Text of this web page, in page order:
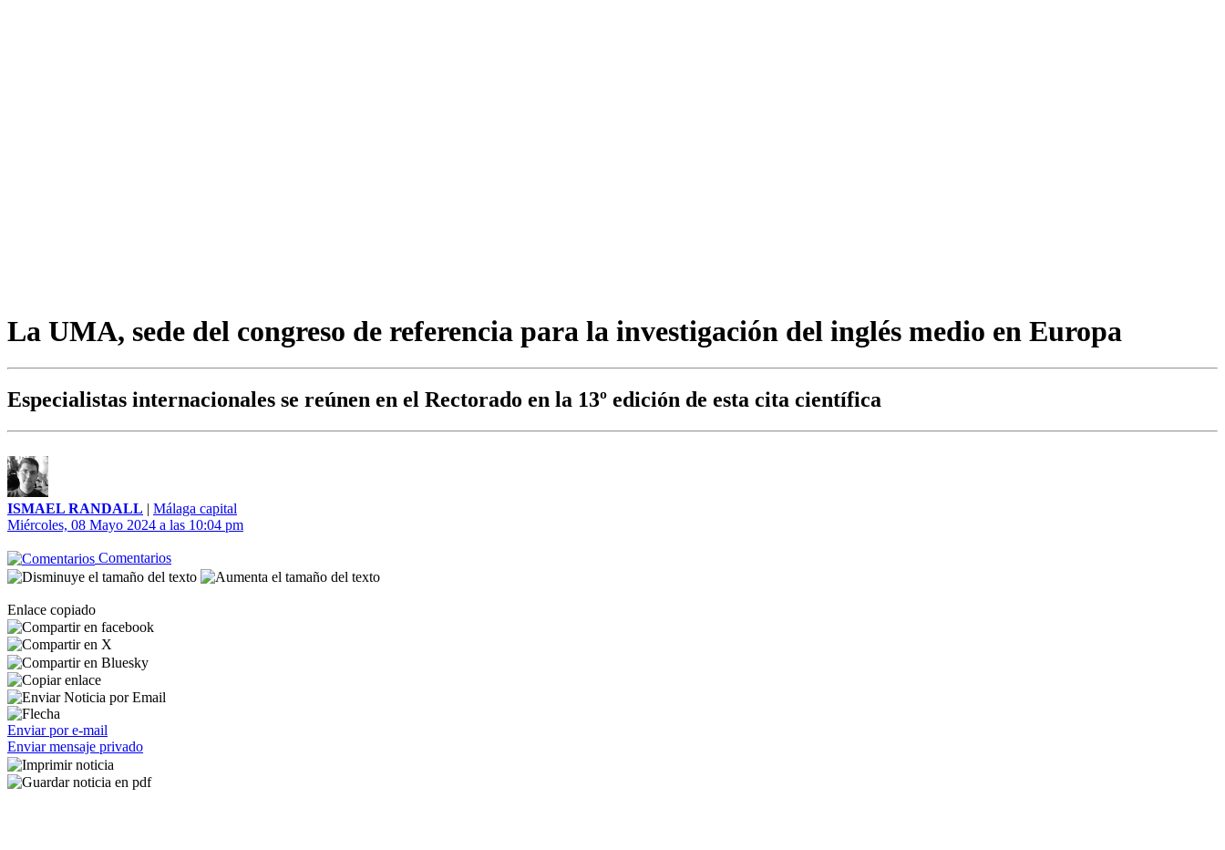
La UMA, sede del congreso de referencia para la investigación del inglés medio en Europa
Especialistas internacionales se reúnen en el Rectorado en la 13º edición de esta cita científica
ISMAEL RANDALL | Málaga capital
Miércoles, 08 Mayo 2024 a las 10:04 pm
Comentarios
Enlace copiado
Enviar por e-mail
Enviar mensaje privado